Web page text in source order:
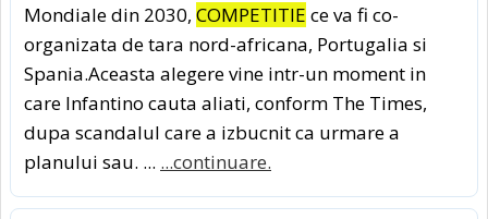
Mondiale din 2030, COMPETITIE ce va fi co-
organizata de tara nord-africana, Portugalia si
Spania.Aceasta alegere vine intr-un moment in
care Infantino cauta aliati, conform The Times,
dupa scandalul care a izbucnit ca urmare a
planului sau. ... ...continuare.